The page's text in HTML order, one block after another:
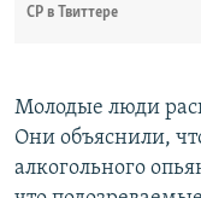
СР в Твиттере
Молодые люди
Они объяснили,
алкогольного